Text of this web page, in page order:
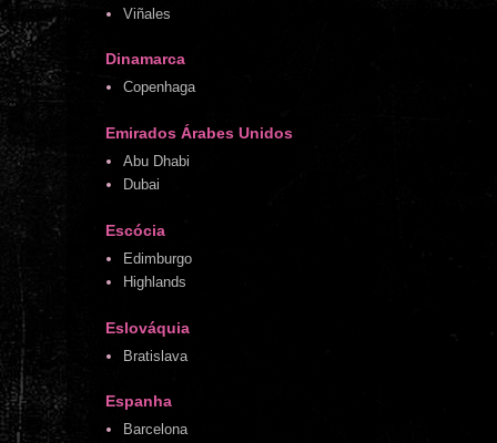
Viñales
Dinamarca
Copenhaga
Emirados Árabes Unidos
Abu Dhabi
Dubai
Escócia
Edimburgo
Highlands
Eslováquia
Bratislava
Espanha
Barcelona